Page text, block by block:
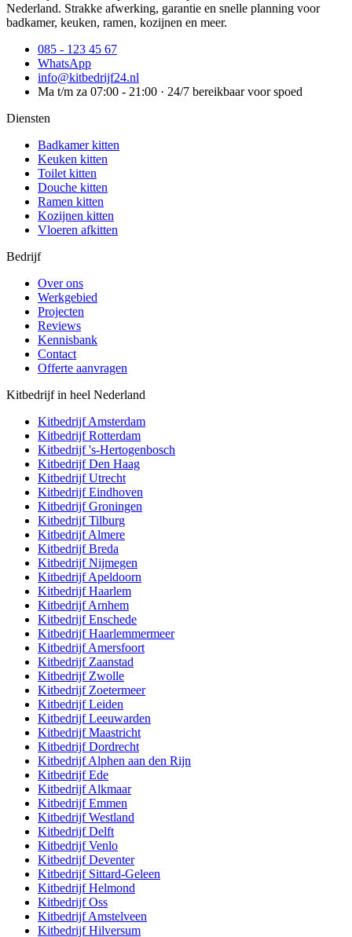
Nederland. Strakke afwerking, garantie en snelle planning voor
badkamer, keuken, ramen, kozijnen en meer.
085 - 123 45 67
WhatsApp
info@kitbedrijf24.nl
Ma t/m za 07:00 - 21:00 · 24/7 bereikbaar voor spoed
Diensten
Badkamer kitten
Keuken kitten
Toilet kitten
Douche kitten
Ramen kitten
Kozijnen kitten
Vloeren afkitten
Bedrijf
Over ons
Werkgebied
Projecten
Reviews
Kennisbank
Contact
Offerte aanvragen
Kitbedrijf in heel Nederland
KitbedrijfAmsterdam
KitbedrijfRotterdam
Kitbedrijf's-Hertogenbosch
KitbedrijfDen Haag
KitbedrijfUtrecht
KitbedrijfEindhoven
KitbedrijfGroningen
KitbedrijfTilburg
KitbedrijfAlmere
KitbedrijfBreda
KitbedrijfNijmegen
KitbedrijfApeldoorn
KitbedrijfHaarlem
KitbedrijfArnhem
KitbedrijfEnschede
KitbedrijfHaarlemmermeer
KitbedrijfAmersfoort
Kitbedrijf Zaanstad
Kitbedrijf Zwolle
Kitbedrijf Zoetermeer
KitbedrijfLeiden
KitbedrijfLeeuwarden
KitbedrijfMaastricht
KitbedrijfDordrecht
KitbedrijfAlphen aan den Rijn
KitbedrijfEde
KitbedrijfAlkmaar
KitbedrijfEmmen
KitbedrijfWestland
KitbedrijfDelft
KitbedrijfVenlo
KitbedrijfDeventer
Kitbedrijf Sittard-Geleen
KitbedrijfHelmond
KitbedrijfOss
KitbedrijfAmstelveen
KitbedrijfHilversum